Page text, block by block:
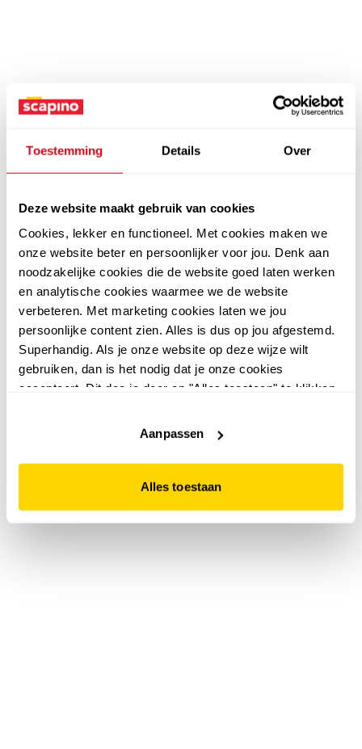
Toestemming Details Over
Deze website maakt gebruik van cookies
Cookies, lekker en functioneel. Met cookies maken we
onze website beter en persoonlijker voor jou. Denk aan
noodzakelijke cookies die de website goed laten werken
en analytische cookies waarmee we de website
verbeteren. Met marketing cookies laten we jou
persoonlijke content zien. Alles is dus op jou afgestemd.
Superhandig. Als je onze website op deze wijze wilt
gebruiken, dan is het nodig dat je onze cookies
accepteert. Dit doe je door op "Alles toestaan" te klikken.
website niet optimaal functioneert.
Aanpassen
Alles toestaan